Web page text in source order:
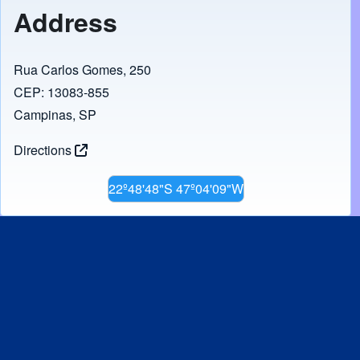
Address
Rua Carlos Gomes, 250
CEP: 13083-855
Campinas, SP
Directions
22º48'48"S 47º04'09"W